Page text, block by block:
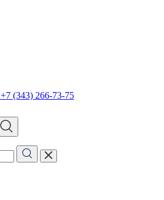
+7 (343) 266-73-75